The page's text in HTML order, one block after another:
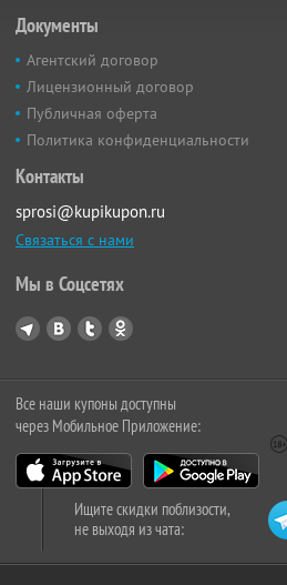
Документы
Агентский договор
Лицензионный договор
Публичная оферта
Политика конфиденциальности
Контакты
sprosi@kupikupon.ru
Связаться с нами
Мы в Соцсетях
Все наши купоны доступны
через Мобильное Приложение:
Ищите скидки поблизости,
не выходя из чата: